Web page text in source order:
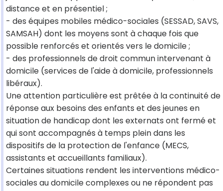
distance et en présentiel ;
- des équipes mobiles médico-sociales (SESSAD, SAVS,
SAMSAH) dont les moyens sont à chaque fois que
possible renforcés et orientés vers le domicile ;
- des professionnels de droit commun intervenant à
domicile (services de l'aide à domicile, professionnels
libéraux).
Une attention particulière est prêtée à la continuité de
réponse aux besoins des enfants et des jeunes en
situation de handicap dont les externats ont fermé et
qui sont accompagnés à temps plein dans les
dispositifs de la protection de l'enfance (MECS,
assistants et accueillants familiaux).
Certaines situations rendent les interventions médico-
sociales au domicile complexes ou ne répondent pas